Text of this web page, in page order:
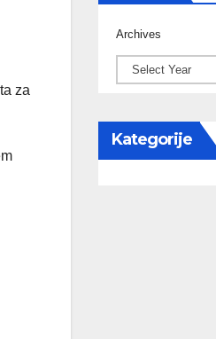
za
Archives
Kategorije